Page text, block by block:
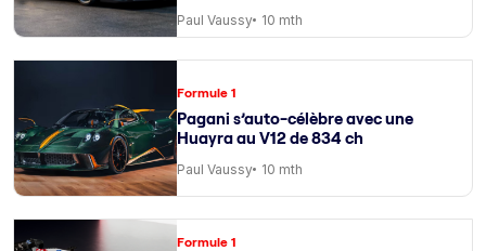
Paul Vaussy 10 mth
Formule 1
Pagani s’auto-célèbre avec une
Huayra au V12 de 834 ch
Paul Vaussy 10 mth
Formule 1